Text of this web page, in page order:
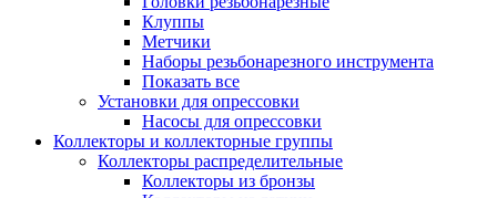
Клуппы
Метчики
Наборы резьбонарезного инструмента
Показать все
Установки для опрессовки
Насосы для опрессовки
Коллекторы и коллекторные группы
Коллекторы распределительные
Коллекторы из бронзы